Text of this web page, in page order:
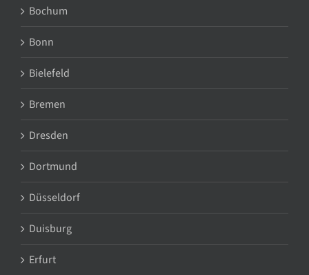
Bochum
Bonn
Bielefeld
Bremen
Dresden
Dortmund
Düsseldorf
Duisburg
Erfurt